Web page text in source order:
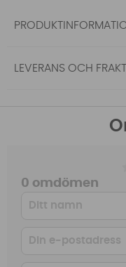
LEVERANS OCH FRAKT
0 omdömen